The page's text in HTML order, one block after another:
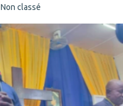
Non classé